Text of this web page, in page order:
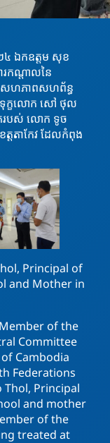
៤ ឯកឧត្តម សុខ
កណ្តាលនៃ
សហភាពសហព័ន្ធ
ទុក្ខលោក សៅ ថុល
របស់ លោក ទូច
តតាកែវ ដែលកំពុង
Principal of
and Mother in
of the
Committee
Cambodia
Federations
Thol, Principal
and mother
of the
treated at